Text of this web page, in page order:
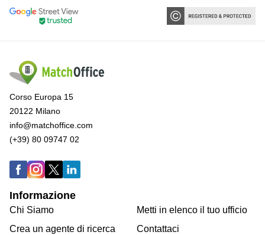
Corso Europa 15
20122 Milano
info@matchoffice.com
(+39) 80 09747 02
Informazione
Chi Siamo
Crea un agente di ricerca
Metti in elenco il tuo ufficio
Contattaci